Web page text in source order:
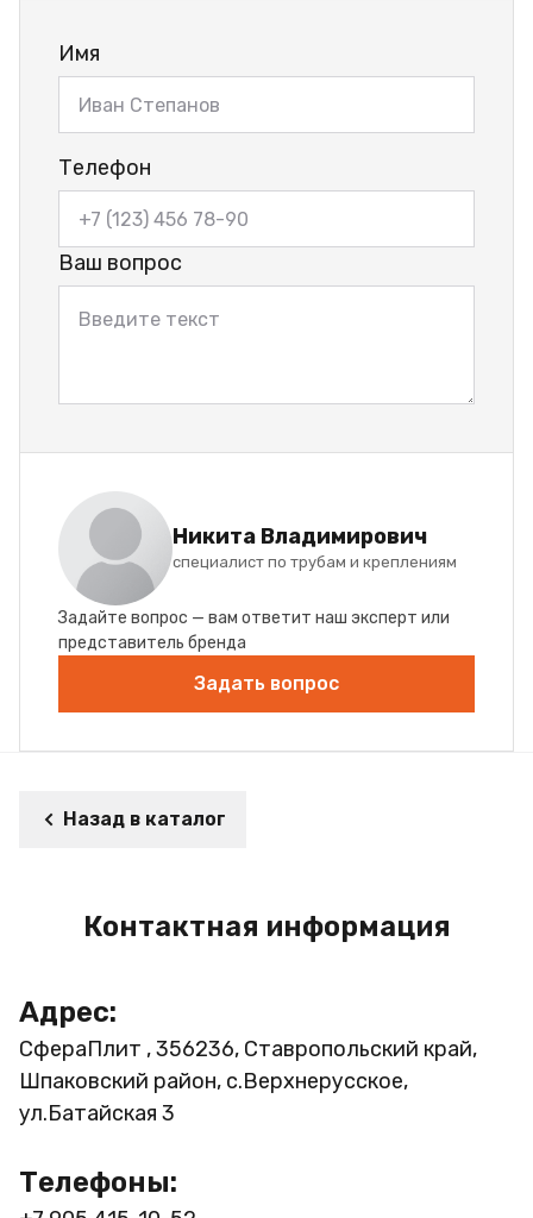
Имя
Телефон
Ваш вопрос
Никита Владимирович
специалист по трубам и креплениям
Задайте вопрос — вам ответит наш эксперт или
представитель бренда
Задать вопрос
Назад в каталог
Контактная информация
Адрес:
СфераПлит , 356236, Ставропольский край,
Шпаковский район, с.Верхнерусское,
ул.Батайская 3
Телефоны: